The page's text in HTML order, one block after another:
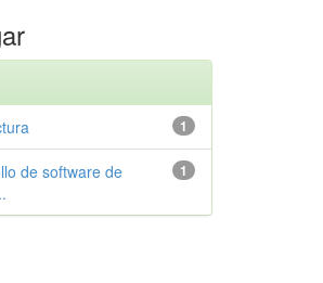
1
1
de software de